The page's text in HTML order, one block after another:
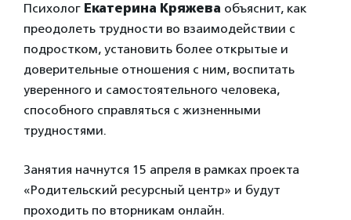
Психолог Екатерина Кряжева объяснит, как
преодолеть трудности во взаимодействии с
подростком, установить более открытые и
доверительные отношения с ним, воспитать
уверенного и самостоятельного человека,
способного справляться с жизненными
трудностями.
Занятия начнутся 15 апреля в рамках проекта
«Родительский ресурсный центр» и будут
проходить по вторникам онлайн.